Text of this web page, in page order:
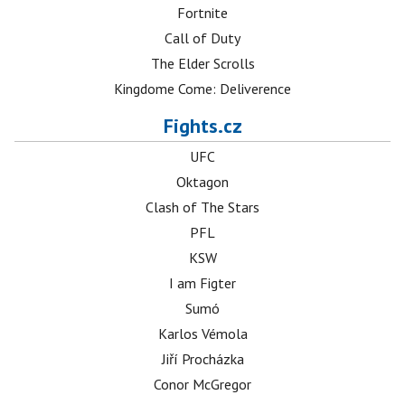
Fortnite
Call of Duty
The Elder Scrolls
Kingdome Come: Deliverence
Fights.cz
UFC
Oktagon
Clash of The Stars
PFL
KSW
I am Figter
Sumó
Karlos Vémola
Jiří Procházka
Conor McGregor